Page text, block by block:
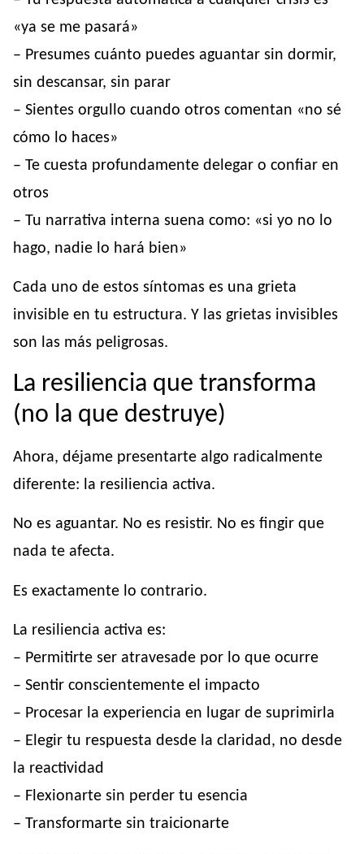
«ya se me pasará»
– Presumes cuánto puedes aguantar sin dormir,
sin descansar, sin parar
– Sientes orgullo cuando otros comentan «no sé
cómo lo haces»
– Te cuesta profundamente delegar o confiar en
otros
– Tu narrativa interna suena como: «si yo no lo
hago, nadie lo hará bien»
Cada uno de estos síntomas es una grieta
invisible en tu estructura. Y las grietas invisibles
son las más peligrosas.
La resiliencia que transforma
(no la que destruye)
Ahora, déjame presentarte algo radicalmente
diferente: la resiliencia activa.
No es aguantar. No es resistir. No es fingir que
nada te afecta.
Es exactamente lo contrario.
La resiliencia activa es:
– Permitirte ser atravesade por lo que ocurre
– Sentir conscientemente el impacto
– Procesar la experiencia en lugar de suprimirla
– Elegir tu respuesta desde la claridad, no desde
la reactividad
– Flexionarte sin perder tu esencia
– Transformarte sin traicionarte